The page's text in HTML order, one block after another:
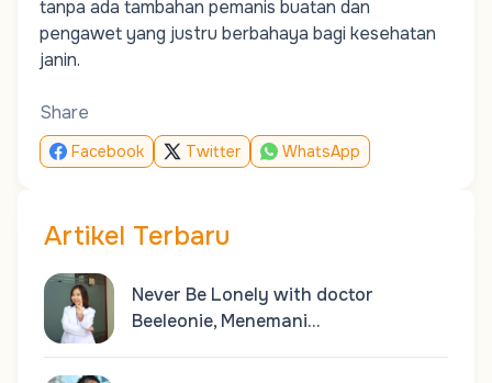
tanpa ada tambahan pemanis buatan dan
pengawet yang justru berbahaya bagi kesehatan
janin.
Share
Facebook Twitter WhatsApp
Artikel Terbaru
Never Be Lonely with doctor
Beeleonie, Menemani…